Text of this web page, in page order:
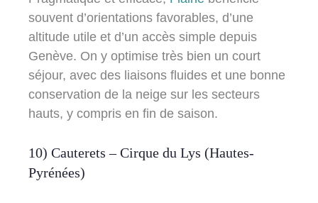
souvent d’orientations favorables, d’une
altitude utile et d’un accès simple depuis
Genève. On y optimise très bien un court
séjour, avec des liaisons fluides et une bonne
conservation de la neige sur les secteurs
hauts, y compris en fin de saison.
10) Cauterets – Cirque du Lys (Hautes-
Pyrénées)